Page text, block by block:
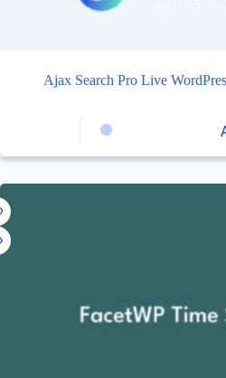
Ajax Search Pro Live